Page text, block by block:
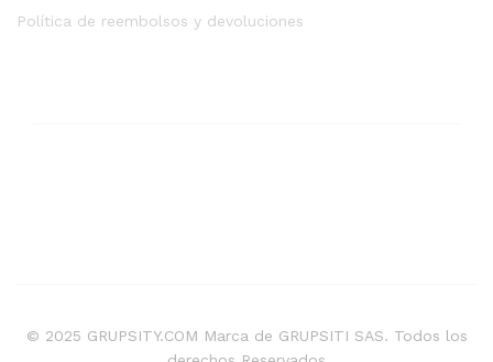
Política de reembolsos y devoluciones
© 2025 GRUPSITY.COM Marca de GRUPSITI SAS. Todos los